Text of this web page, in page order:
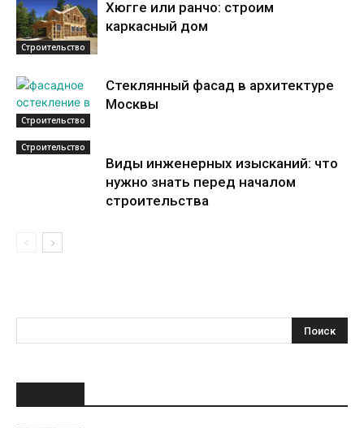
Строительство
Хюгге или ранчо: строим
каркасный дом
Строительство
Стеклянный фасад в архитектуре
Москвы
Строительство
Виды инженерных изысканий: что
нужно знать перед началом
строительства